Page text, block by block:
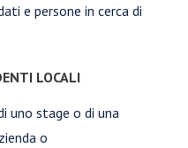
e persone in cerca di
LOCALI
uno stage o di una
o